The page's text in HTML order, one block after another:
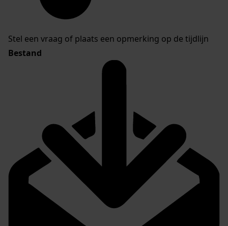
Stel een vraag of plaats een opmerking op de tijdlijn
Bestand